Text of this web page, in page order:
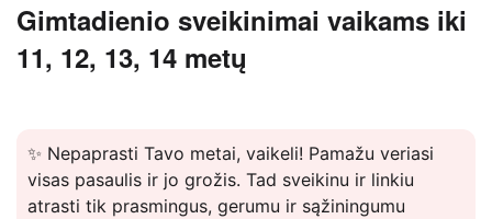
Gimtadienio sveikinimai vaikams iki
11, 12, 13, 14 metų
✨ Nepaprasti Tavo metai, vaikeli! Pamažu veriasi
visas pasaulis ir jo grožis. Tad sveikinu ir linkiu
atrasti tik prasmingus, gerumu ir sąžiningumu